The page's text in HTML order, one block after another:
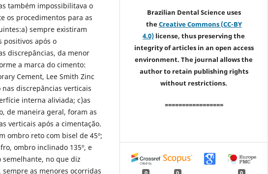
também impossibilitava o
os procedimentos para as
sempre existiram
positivos após o
discrepâncias, da menor
a marca do cimento:
Cement, Lee Smith Zinc
discrepâncias verticais
interna aliviada; c)as
de maneira geral, foram as
verticais após a cimentação.
ombro reto com bisel de 45º;
ombro inclinado 135º, e
no que diz
as menores ocorridas
Brazilian Dental Science uses
theCreative Commons (CC-BY
4.0) license, thus preserving the
integrity of articles in an open access
environment. The journal allows the
author to retain publishing rights
without restrictions.
=================